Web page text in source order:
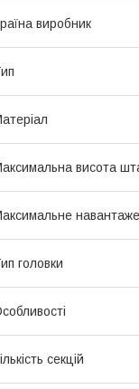
виробник
висота
головки
секцій